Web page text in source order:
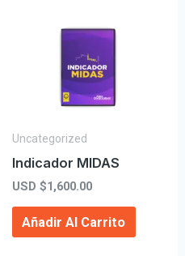
Uncategorized
Indicador MIDAS
USD $1,600.00
Añadir Al Carrito